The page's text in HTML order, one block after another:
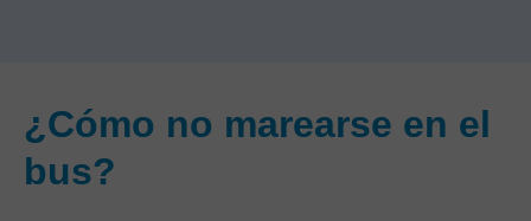
¿Cómo no marearse en el
bus?